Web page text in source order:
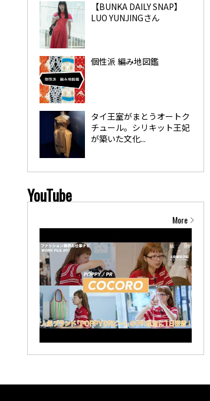
【BUNKA DAILY SNAP】
LUO YUNJINGさん
個性派 編み地図鑑
タイ王室がまとうオートク
チュール。シリキット王妃
が築いた文化...
YouTube
More